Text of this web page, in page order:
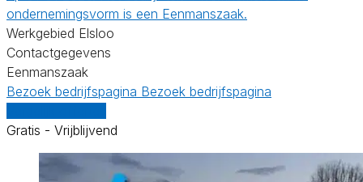
ondernemingsvorm is een Eenmanszaak.
Werkgebied Elsloo
Contactgegevens
Eenmanszaak
Bezoek bedrijfspagina Bezoek bedrijfspagina
Gratis - Vrijblijvend